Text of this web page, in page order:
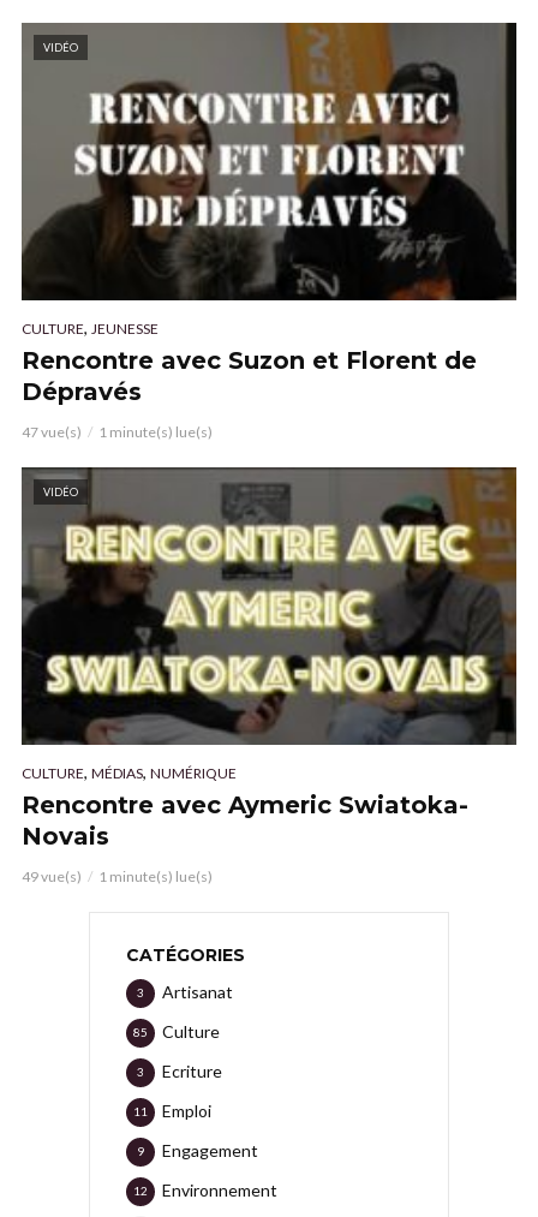
VIDÉO
CULTURE, JEUNESSE
Rencontre avec Suzon et Florent de
Dépravés
47 vue(s) 1 minute(s) lue(s)
VIDÉO
CULTURE, MÉDIAS, NUMÉRIQUE
Rencontre avec Aymeric Swiatoka-
Novais
49 vue(s) 1 minute(s) lue(s)
CATÉGORIES
Artisanat
3
Culture
85
Ecriture
3
Emploi
11
Engagement
9
Environnement
12